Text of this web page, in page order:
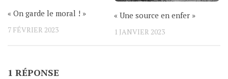
« On garde le moral ! »
7 FÉVRIER 2023
« Une source en enfer »
1 JANVIER 2023
1 RÉPONSE